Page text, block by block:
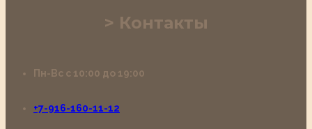
Контакты
Пн-Вс с 10:00 до 19:00
+7-916-160-11-12